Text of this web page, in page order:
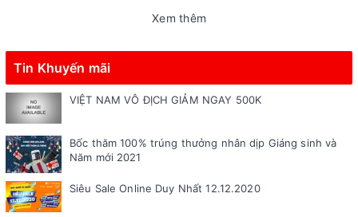
Xem thêm
Tin Khuyến mãi
VIỆT NAM VÔ ĐỊCH GIẢM NGAY 500K
Bốc thăm 100% trúng thưởng nhân dịp Giáng sinh và
Năm mới 2021
Siêu Sale Online Duy Nhất 12.12.2020